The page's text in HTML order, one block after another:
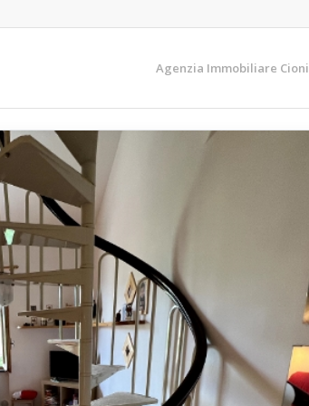
Agenzia Immobiliare Cioni